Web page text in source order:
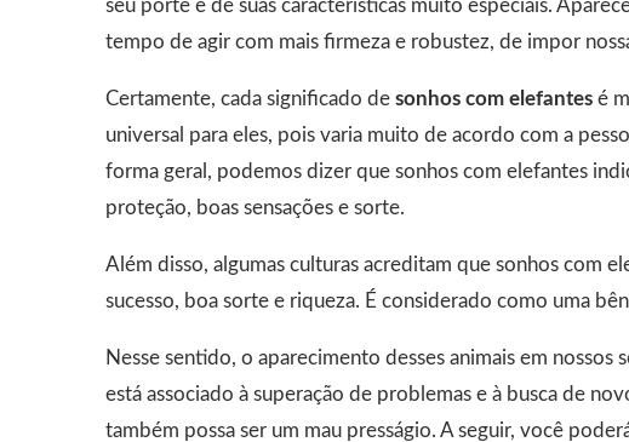
seu porte e de suas características muito especiais.
tempo de agir com mais firmeza e robustez, de impor
Certamente, cada significado de sonhos com elefantes é
universal para eles, pois varia muito de acordo com a
forma geral, podemos dizer que sonhos com elefantes
proteção, boas sensações e sorte.
Além disso, algumas culturas acreditam que sonhos com
sucesso, boa sorte e riqueza. É considerado como uma
Nesse sentido, o aparecimento desses animais em
está associado à superação de problemas e à busca de
também possa ser um mau presságio. A seguir, você